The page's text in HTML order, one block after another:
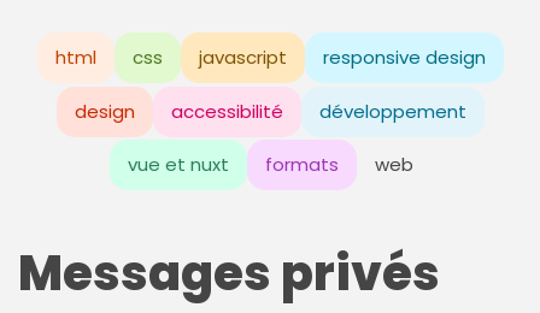
html css javascript responsive design
design accessibilité développement
vue et nuxt formats web
Messages privés